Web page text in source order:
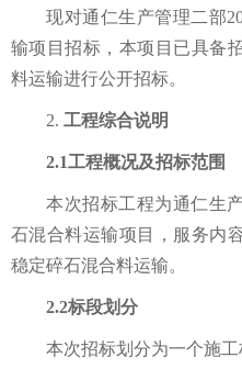
现对通仁生产管理二部
输项目招标 ， 本项目 已具备
料运输进行公开招标。
2. 工程综合说明
2.1工程概况及招标范围
本次招标工程为通仁生
石混合料运输项目
， 服务内
稳定碎石混合料运输。
2.2标段划分
本次招标划分为一个施工